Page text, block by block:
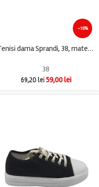
-15%
Tenisi dama Sprandi, 38, material textil, negru
38
69,20lei 59,00lei